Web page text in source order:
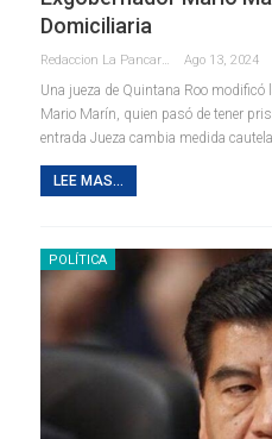
Domiciliaria
Redaccion La Pancarta De Quintana Roo Ago 13, 2024
Una jueza de Quintana Roo
Mario Marín, quien pasó de tener
entrada Jueza cambia medida
LEE MAS...
POLÍTICA